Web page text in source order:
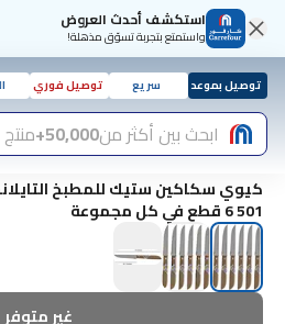
استكشف أحدث العروض
واستمتع بتجربة تسوّق مذهلة!
توصيل بموعد سريع توصيل فوري
ابحث بين أكثر من50,000+ منتج
كيوي سكاكين ستيك للمطبخ
501 6 قطع في كل مجموعة
غير متوفر